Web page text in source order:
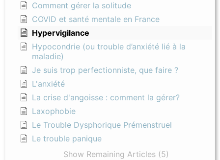
Comment gérer la solitude
COVID et santé mentale en France
Hypervigilance
Hypocondrie (ou trouble d’anxiété lié à la
maladie)
Je suis trop perfectionniste, que faire ?
L'anxiété
La crise d'angoisse : comment la gérer?
Laxophobie
Le Trouble Dysphorique Prémenstruel
Le trouble panique
Show Remaining Articles (5)